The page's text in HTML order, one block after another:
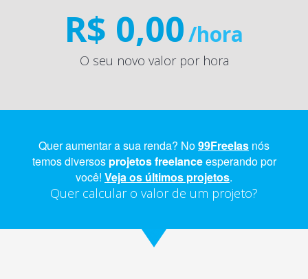
R$ 0,00/hora
O seu novo valor por hora
Quer aumentar a sua renda? No99Freelas nós
temos diversos projetos freelanceesperando por
você! Veja os últimos projetos.
Quer calcular o valor de um projeto?